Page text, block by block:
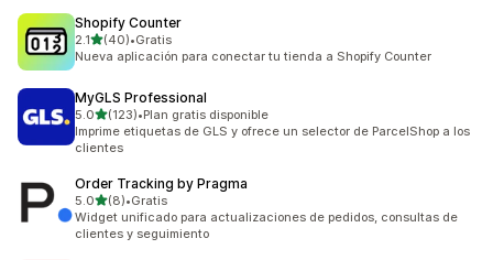
Shopify Counter
2.1de 5 estrellas
(40)
40 reseñas en total
•Gratis
Nueva aplicación para conectar tu tienda a Shopify Counter
MyGLS Professional
5.0de 5 estrellas
(123)
123 reseñas en total
•Plan gratis disponible
Imprime etiquetas de GLS y ofrece un selector de ParcelShop a los
clientes
Order Tracking by Pragma
5.0de 5 estrellas
(8)
8 reseñas en total
•Gratis
Widget unificado para actualizaciones de pedidos, consultas de
clientes y seguimiento